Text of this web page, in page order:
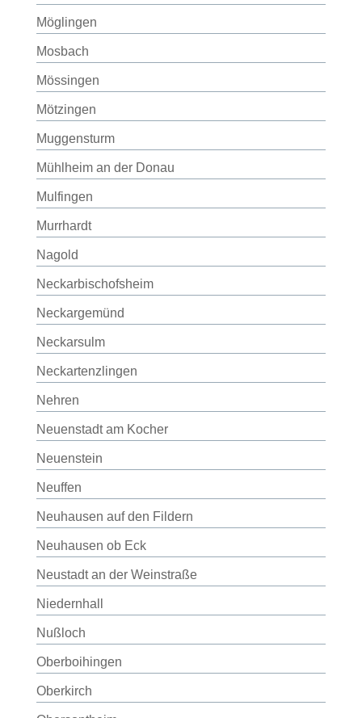
Möglingen
Mosbach
Mössingen
Mötzingen
Muggensturm
Mühlheim an der Donau
Mulfingen
Murrhardt
Nagold
Neckarbischofsheim
Neckargemünd
Neckarsulm
Neckartenzlingen
Nehren
Neuenstadt am Kocher
Neuenstein
Neuffen
Neuhausen auf den Fildern
Neuhausen ob Eck
Neustadt an der Weinstraße
Niedernhall
Nußloch
Oberboihingen
Oberkirch